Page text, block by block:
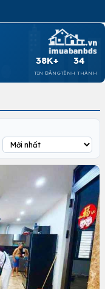
38K+
TIN ĐĂNG
34
TỈNH THÀNH